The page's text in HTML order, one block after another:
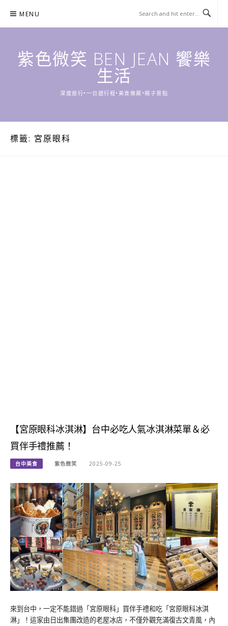
content
MENU
紫色微笑 BEN JEAN 饗樂
生活
深度旅行•一日遊行程•美食推薦•親子景點
標籤: 宮原眼科
【宮原眼科冰淇淋】台中必吃人氣冰淇淋菜單＆必
買伴手禮推薦！
台中美食 紫色微笑 2025-09-25
來到台中，一定不能錯過「宮原眼科」買伴手禮和吃「宮原眼科冰淇
淋」！這家由日出集團改造的老屋冰店，不僅外觀充滿復古文青風，內